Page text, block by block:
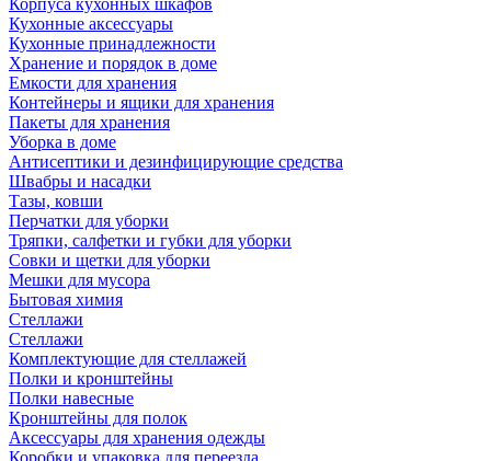
Корпуса кухонных шкафов
Кухонные аксессуары
Кухонные принадлежности
Хранение и порядок в доме
Емкости для хранения
Контейнеры и ящики для хранения
Пакеты для хранения
Уборка в доме
Антисептики и дезинфицирующие средства
Швабры и насадки
Тазы, ковши
Перчатки для уборки
Тряпки, салфетки и губки для уборки
Совки и щетки для уборки
Мешки для мусора
Бытовая химия
Стеллажи
Стеллажи
Комплектующие для стеллажей
Полки и кронштейны
Полки навесные
Кронштейны для полок
Аксессуары для хранения одежды
Коробки и упаковка для переезда